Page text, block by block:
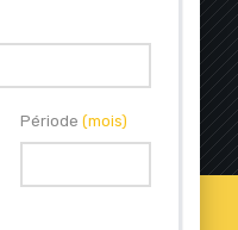
Période (mois)